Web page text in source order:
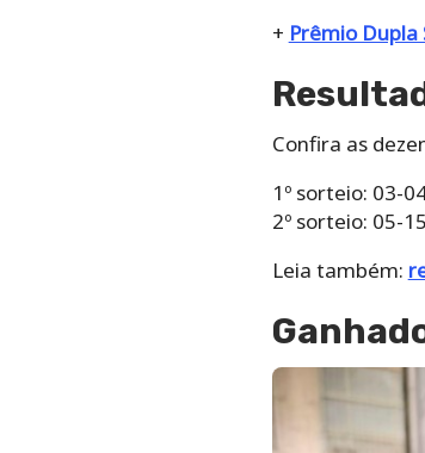
+ Prêmio Dupla
Confira as
1º sorteio: 03-
2º sorteio: 05-
Leia também: